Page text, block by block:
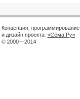
Концепция, программирование
и дизайн проекта: «Сёма.Ру»
© 2000—2014